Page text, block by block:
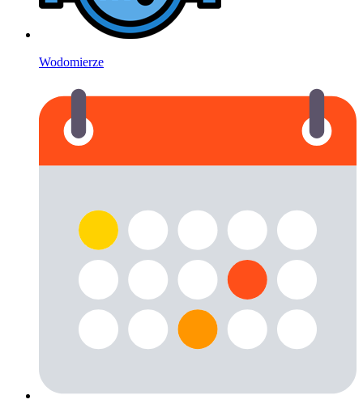
Wodomierze